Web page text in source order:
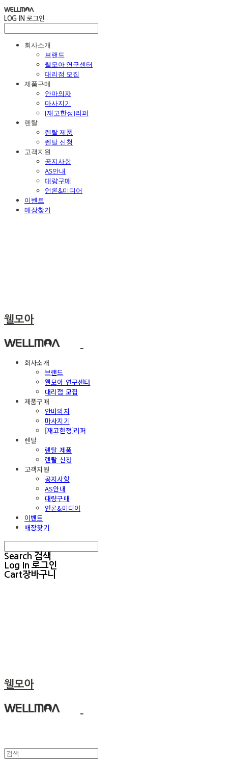
LOG IN 로그인
회사소개
브랜드
웰모아 연구센터
대리점 모집
제품구매
안마의자
마사지기
[재고한정]리퍼
렌탈
렌탈 제품
렌탈 신청
고객지원
공지사항
AS안내
대량구매
언론&미디어
이벤트
매장찾기
웰모아
회사소개
브랜드
웰모아 연구센터
대리점 모집
제품구매
안마의자
마사지기
[재고한정]리퍼
렌탈
렌탈 제품
렌탈 신청
고객지원
공지사항
AS안내
대량구매
언론&미디어
이벤트
매장찾기
Search 검색
Log In 로그인
Cart장바구니
웰모아